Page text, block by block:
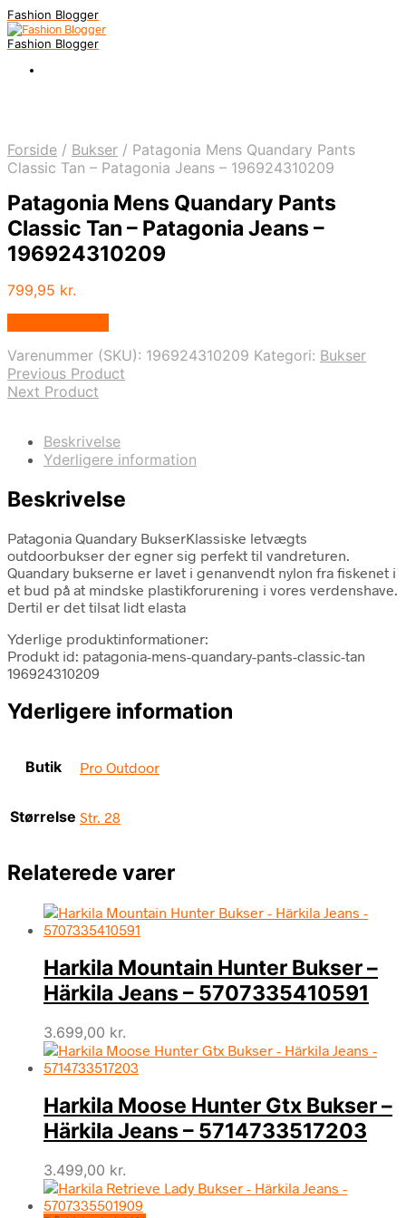
Fashion Blogger
Fashion Blogger
Forside / Bukser / Patagonia Mens Quandary Pants
Classic Tan – Patagonia Jeans – 196924310209
Patagonia Mens Quandary Pants
Classic Tan – Patagonia Jeans –
196924310209
799,95 kr.
Varenummer (SKU): 196924310209 Kategori: Bukser
Previous Product
Next Product
Beskrivelse
Yderligere information
Beskrivelse
Patagonia Quandary BukserKlassiske letvægts
outdoorbukser der egner sig perfekt til vandreturen.
Quandary bukserne er lavet i genanvendt nylon fra fiskenet i
et bud på at mindske plastikforurening i vores verdenshave.
Dertil er det tilsat lidt elasta
Yderlige produktinformationer:
Produkt id: patagonia-mens-quandary-pants-classic-tan
196924310209
Yderligere information
Butik Pro Outdoor
Størrelse Str. 28
Relaterede varer
Harkila Mountain Hunter Bukser –
Härkila Jeans – 5707335410591
3.699,00 kr.
Harkila Moose Hunter Gtx Bukser –
Härkila Jeans – 5714733517203
3.499,00 kr.